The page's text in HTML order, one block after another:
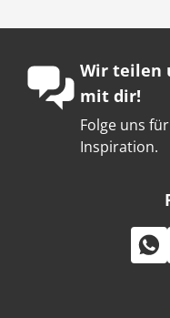
Wir teilen
mit dir!
Folge uns
Inspiration.